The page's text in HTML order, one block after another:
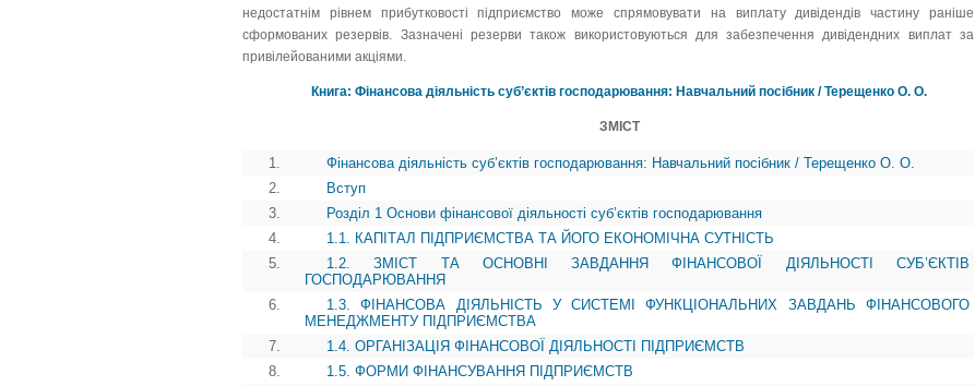
недостатнім рівнем прибутковості підприємство може спрямовувати на виплату дивідендів частину раніше
сформованих резервів. Зазначені резерви також використовуються для забезпечення дивідендних виплат за
привілейовани­ми акціями.
Книга: Фінансова діяльність суб’єктів господарювання: Навчальний посібник / Терещенко О. О.
ЗМІСТ
1.
Фінансова діяльність суб’єктів господарювання: Навчальний посібник / Терещенко О. О.
2.
Вступ
3.
Розділ 1 Основи фінансової діяльності суб’єктів господарювання
4.
1.1. КАПІТАЛ ПІДПРИЄМСТВА ТА ЙОГО ЕКОНОМІЧНА СУТНІСТЬ
5.
1.2. ЗМІСТ ТА ОСНОВНІ ЗАВДАННЯ ФІНАНСОВОЇ ДІЯЛЬНОСТІ СУБ’ЄКТІВ
ГОСПОДАРЮВАННЯ
6.
1.3. ФІНАНСОВА ДІЯЛЬНІСТЬ У СИСТЕМІ ФУНКЦІОНАЛЬНИХ ЗАВДАНЬ ФІНАНСОВОГО
МЕНЕДЖМЕНТУ ПІДПРИЄМСТВА
7.
1.4. ОРГАНІЗАЦІЯ ФІНАНСОВОЇ ДІЯЛЬНОСТІ ПІДПРИЄМСТВ
8.
1.5. ФОРМИ ФІНАНСУВАННЯ ПІДПРИЄМСТВ